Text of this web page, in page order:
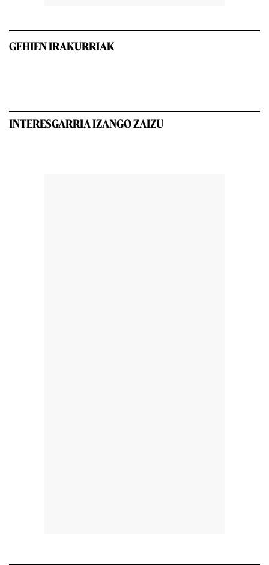
GEHIEN IRAKURRIAK
INTERESGARRIA IZANGO ZAIZU